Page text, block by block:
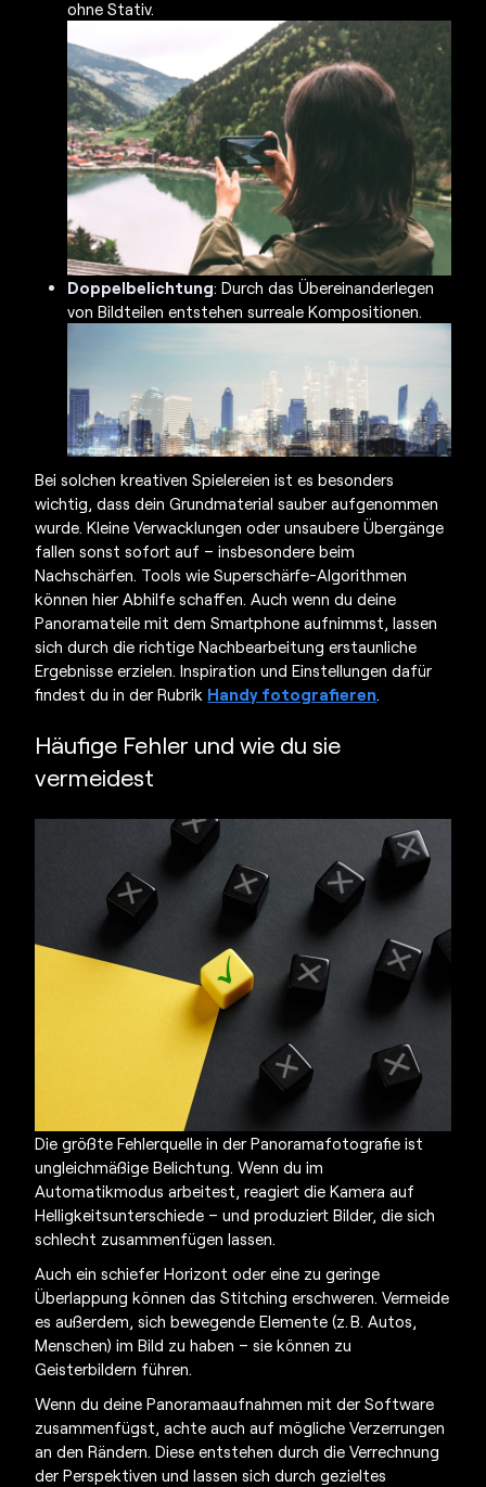
ohne Stativ.
Doppelbelichtung: Durch das Übereinanderlegen
von Bildteilen entstehen surreale Kompositionen.
Bei solchen kreativen Spielereien ist es besonders
wichtig, dass dein Grundmaterial sauber aufgenommen
wurde. Kleine Verwacklungen oder unsaubere Übergänge
fallen sonst sofort auf – insbesondere beim
Nachschärfen. Tools wie Superschärfe-Algorithmen
können hier Abhilfe schaffen. Auch wenn du deine
Panoramateile mit dem Smartphone aufnimmst, lassen
sich durch die richtige Nachbearbeitung erstaunliche
Ergebnisse erzielen. Inspiration und Einstellungen dafür
findest du in der Rubrik Handy fotografieren.
Häufige Fehler und wie du sie
vermeidest
Die größte Fehlerquelle in derPanoramafotografieist
ungleichmäßige Belichtung. Wenn du im
Automatikmodus arbeitest, reagiert die Kamera auf
Helligkeitsunterschiede – und produziert Bilder, die sich
schlecht zusammenfügen lassen.
Auch ein schiefer Horizont oder eine zu geringe
Überlappung können das Stitching erschweren. Vermeide
es außerdem, sich bewegende Elemente (z. B. Autos,
Menschen) im Bild zu haben – sie können zu
Geisterbildern führen.
Wenn du deine Panoramaaufnahmen mit der Software
zusammenfügst, achte auch auf mögliche Verzerrungen
an den Rändern. Diese entstehen durch die Verrechnung
der Perspektiven und lassen sich durch gezieltes